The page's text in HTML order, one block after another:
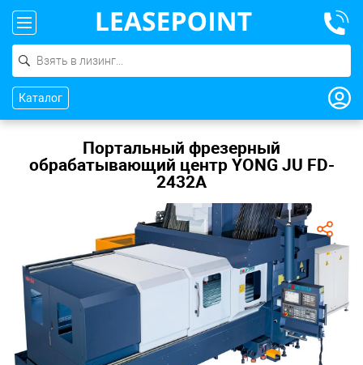
Каталог
Портальный фрезерный
обрабатывающий центр YONG JU FD-
2432A